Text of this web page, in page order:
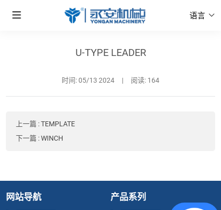
语言
U-TYPE LEADER
时间:05/13 2024 | 阅读: 164
上一篇 :TEMPLATE
下一篇 :WINCH
网站导航 产品系列